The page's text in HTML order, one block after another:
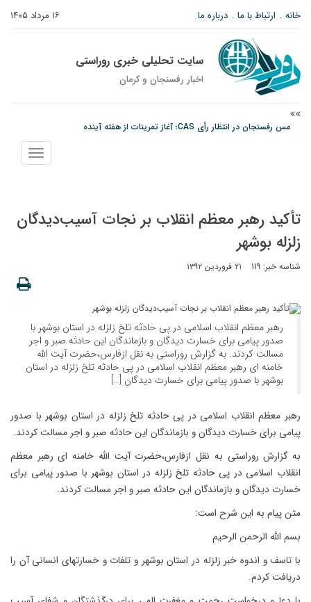
۱۶ مرداد ۱۴۰۵ خانه ارتباط با ما درباره ما
سایت تحلیلی خبری روراستی
اخبار رفسنجان و كرمان
مس رفسنجان در انتظار رأی CAS؛ آغاز تمرینات از هفته آینده
پیام رئیس کل دادگستری استان کرمان به مناسبت ۱۷ مردادماه سالروز شهادت شهید
نمایش
منو
تأکید رهبر معظم انقلاب بر نجات آسیب‌دیدگان
زلزله بوشهر
شناسه خبر: 119 ۲۱ فروردین ۱۳۹۲
رهبر معظم انقلاب اسلامی در پی حادثه تلخ زلزله در استان بوشهر با
صدور پیامی برای خسارت دیدگان و بازماندگان این حادثه صبر و اجر
مسالت کردند. به گزارش روراستی به نقل ازفارس،حضرت آیت الله
خامنه ای رهبر معظم انقلاب اسلامی در پی حادثه تلخ زلزله در استان
بوشهر با صدور پیامی برای خسارت دیدگان […]
رهبر معظم انقلاب اسلامی در پی حادثه تلخ زلزله در استان بوشهر با صدور
پیامی برای خسارت دیدگان و بازماندگان این حادثه صبر و اجر مسالت کردند.
به گزارش روراستی به نقل ازفارس،حضرت آیت الله خامنه ای رهبر معظم
انقلاب اسلامی در پی حادثه تلخ زلزله در استان بوشهر با صدور پیامی برای
خسارت دیدگان و بازماندگان این حادثه صبر و اجر مسالت کردند.
متن پیام به این شرح است:
بسم الله الرحمن الرحیم
با تاسف و اندوه خبر زلزله در استان بوشهر و تلفات و خسارتهای انسانی آن را
دریافت کردم.